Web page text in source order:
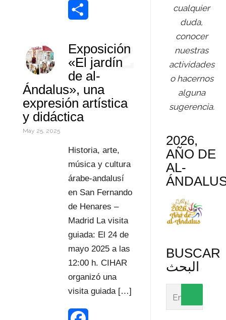
o
ee
IA
p
n
e
e
s
m
W
r
P
r
s
o
m
p
a
t
r
2
Exposición
«El jardín
de al-
Ándalus», una
expresión artística
y didáctica
May 25, 2025
Historia, arte,
música y cultura
árabe-andalusí
en San Fernando
de Henares –
Madrid La visita
guiada: El 24 de
mayo 2025 a las
12:00 h. CIHAR
organizó una
visita guiada […]
cualquier
duda,
conocer
nuestras
actividades
o hacernos
alguna
sugerencia.
2026,
AÑO DE
AL-
BUSCAR
البحث